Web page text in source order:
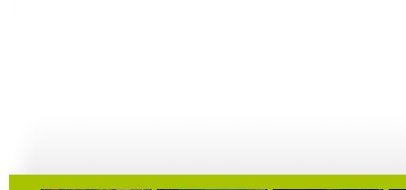
17:29 17:54 05:11